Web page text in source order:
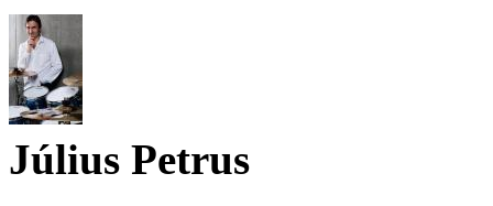
Július Petrus